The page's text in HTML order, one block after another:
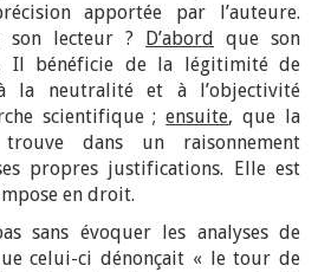
apportée par l’auteure.
son lecteur ? D’abord que son
Il bénéficie de la légitimité de
la neutralité et à l’objectivité
scientifique ;ensuite, que la
dans un raisonnement
propres justifications. Elle est
en droit.
sans évoquer les analyses de
celui-ci dénonçait « le tour de